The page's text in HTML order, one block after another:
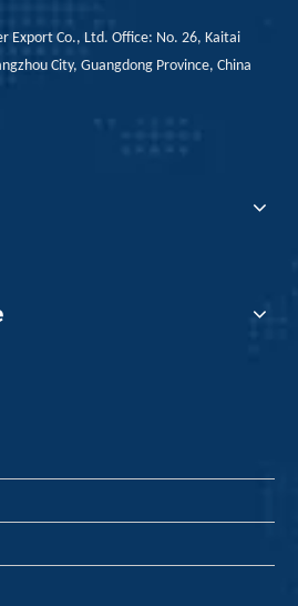
die erweiterte
Export Co., Ltd. Office: No. 26, Kaitai
City, Guangdong Province, China